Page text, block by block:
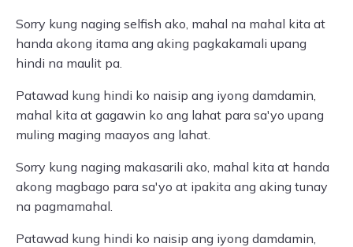
Sorry kung naging selfish ako, mahal na mahal kita at
handa akong itama ang aking pagkakamali upang
hindi na maulit pa.
Patawad kung hindi ko naisip ang iyong damdamin,
mahal kita at gagawin ko ang lahat para sa'yo upang
muling maging maayos ang lahat.
Sorry kung naging makasarili ako, mahal kita at handa
akong magbago para sa'yo at ipakita ang aking tunay
na pagmamahal.
Patawad kung hindi ko naisip ang iyong damdamin,